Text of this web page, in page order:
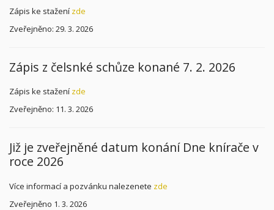
Zápis ke stažení zde
Zveřejněno: 29. 3. 2026
Zápis z čelsnké schůze konané 7. 2. 2026
Zápis ke stažení zde
Zveřejněno: 11. 3. 2026
Již je zveřejněné datum konání Dne knírače v
roce 2026
Více informací a pozvánku nalezenete zde
Zveřejněno 1. 3. 2026